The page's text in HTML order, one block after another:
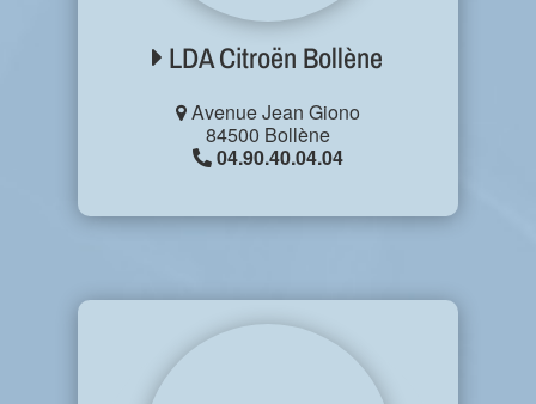
LDA Citroën Bollène
Avenue Jean Giono
84500 Bollène
04.90.40.04.04